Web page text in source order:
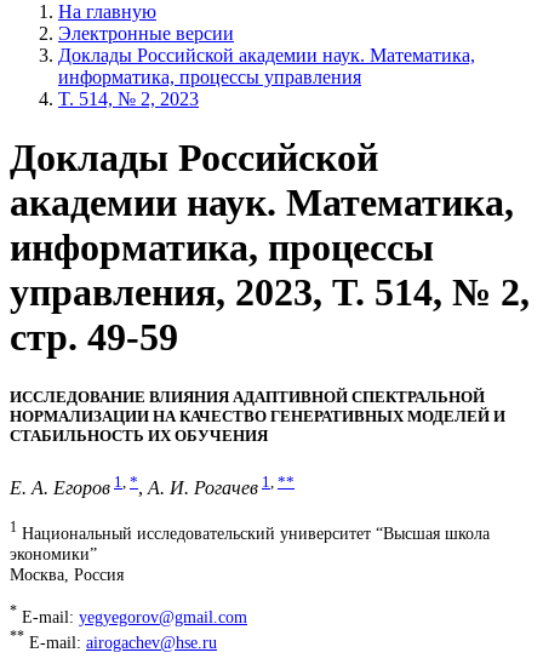
На главную
Электронные версии
Доклады Российской академии наук. Математика,
информатика, процессы управления
T. 514, № 2, 2023
Доклады Российской
академии наук. Математика,
информатика, процессы
управления, 2023, T. 514, № 2,
стр. 49-59
ИССЛЕДОВАНИЕ ВЛИЯНИЯ АДАПТИВНОЙ СПЕКТРАЛЬНОЙ
НОРМАЛИЗАЦИИ НА КАЧЕСТВО ГЕНЕРАТИВНЫХ МОДЕЛЕЙ И
СТАБИЛЬНОСТЬ ИХ ОБУЧЕНИЯ
Е. А. Егоров 1 *, А. И. Рогачев 1 **
1 Национальный исследовательский университет “Высшая школа
экономики”
Москва, Россия
* E-mail: yegyegorov@gmail.com
** E-mail: airogachev@hse.ru